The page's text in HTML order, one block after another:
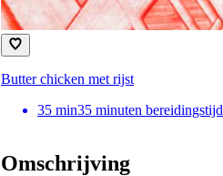
Butter chicken met rijst
35 min35 minuten bereidingstijd
Omschrijving